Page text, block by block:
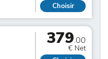
Choisir
379.00
€ Net